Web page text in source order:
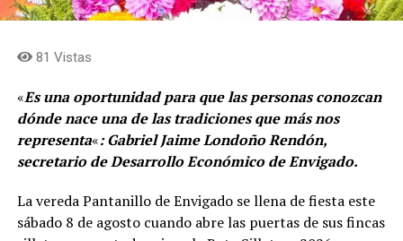
81 Vistas
«Es una oportunidad para que las personas conozcan
dónde nace una de las tradiciones que más nos
representa«: Gabriel Jaime Londoño Rendón,
secretario de Desarrollo Económico de Envigado.
La vereda Pantanillo de Envigado se llena de fiesta este
sábado 8 de agosto cuando abre las puertas de sus fincas